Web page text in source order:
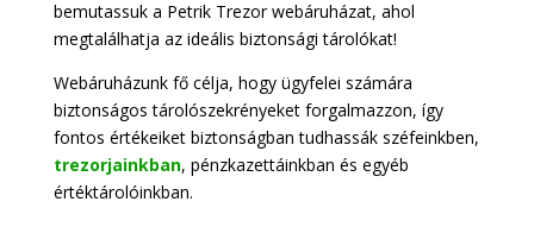
bemutassuk a Petrik Trezor webáruházat, ahol
megtalálhatja az ideális biztonsági tárolókat!
Webáruházunk fő célja, hogy ügyfelei számára
biztonságos tárolószekrényeket forgalmazzon, így
fontos értékeiket biztonságban tudhassák széfeinkben,
trezorjainkban, pénzkazettáinkban és egyéb
értéktárolóinkban.